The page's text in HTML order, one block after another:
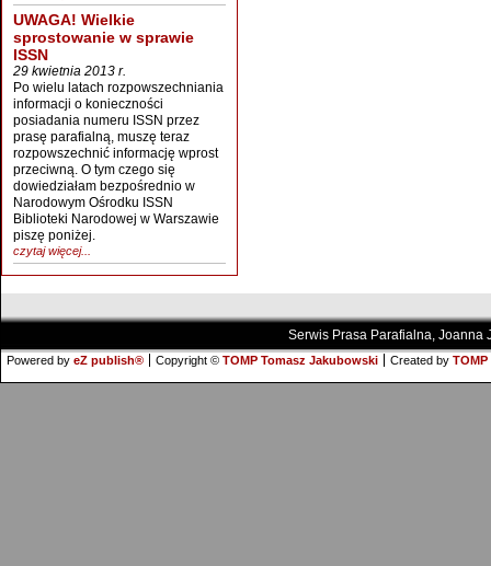
UWAGA! Wielkie
sprostowanie w sprawie
ISSN
29 kwietnia 2013 r.
Po wielu latach rozpowszechniania
informacji o konieczności
posiadania numeru ISSN przez
prasę parafialną, muszę teraz
rozpowszechnić informację wprost
przeciwną. O tym czego się
dowiedziałam bezpośrednio w
Narodowym Ośrodku ISSN
Biblioteki Narodowej w Warszawie
piszę poniżej.
czytaj więcej...
Serwis Prasa Parafialna, Joanna
Powered by eZ publish® Copyright © TOMP Tomasz Jakubowski Created by TOMP